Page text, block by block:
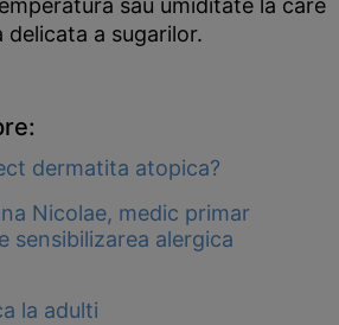
sau umiditate la care
delicata a sugarilor.
dermatita atopica?
Nicolae, medic primar
sensibilizarea alergica
la adulti